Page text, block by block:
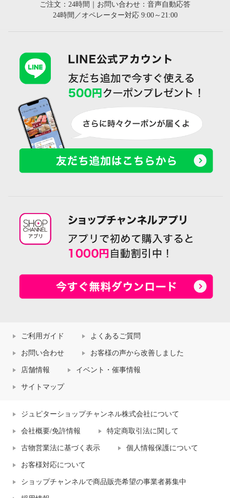
ご注文：24時間｜お問い合わせ：音声自動応答
24時間／オペレーター対応 9:00～21:00
ご利用ガイド よくあるご質問
お問い合わせ お客様の声から改善しました
店舗情報 イベント・催事情報
サイトマップ
ジュピターショップチャンネル株式会社について
会社概要/免許情報 特定商取引法に関して
古物営業法に基づく表示 個人情報保護について
お客様対応について
ショップチャンネルで商品販売希望の事業者募集中